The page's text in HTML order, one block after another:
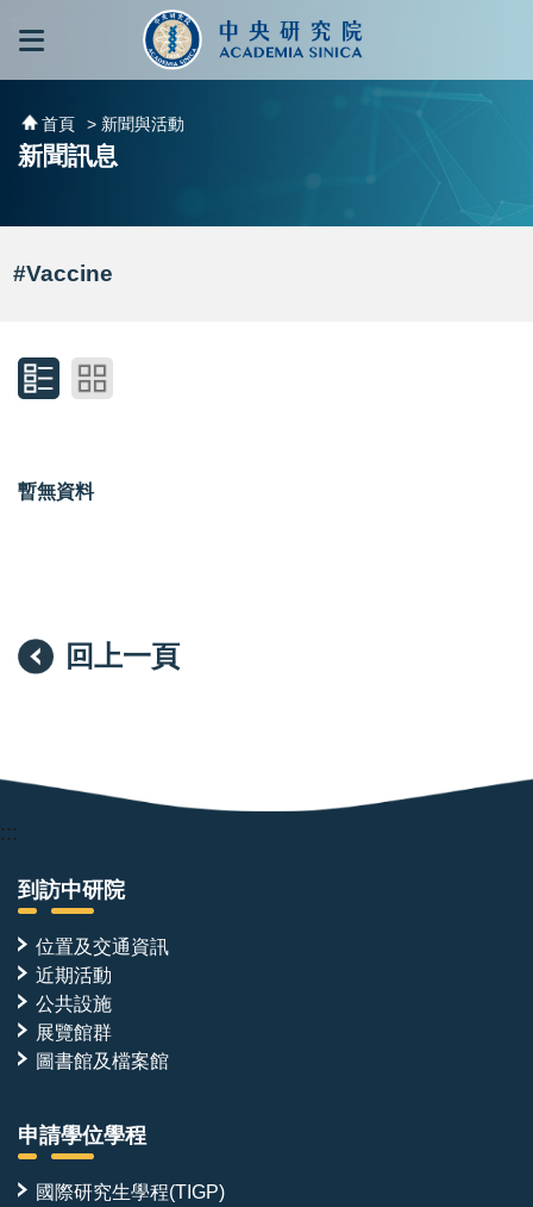
跳到主要內容區塊
首頁 > 新聞與活動
新聞訊息
#Vaccine
暫無資料
回上一頁
:::
到訪中研院
位置及交通資訊
近期活動
公共設施
展覽館群
圖書館及檔案館
申請學位學程
國際研究生學程(TIGP)